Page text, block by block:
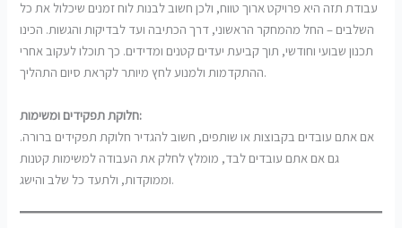
עבודת תזה היא פרויקט ארוך טווח, ולכן חשוב לבנות לוח זמנים שיכלול את כל
השלבים – החל מהמחקר הראשוני, דרך הכתיבה ועד לבדיקות והגשות. הכינו
תכנון שבועי וחודשי, תוך קביעת יעדים קטנים ומדידים. כך תוכלו לעקוב אחרי
ההתקדמות ולמנוע לחץ מיותר לקראת סיום התהליך.
חלוקת תפקידים ומשימות:
אם אתם עובדים בקבוצות או שותפים, חשוב להגדיר חלוקת תפקידים ברורה.
גם אם אתם עובדים לבד, מומלץ לחלק את העבודה למשימות קטנות
וממוקדות, ולתעד כל שלב והישג.